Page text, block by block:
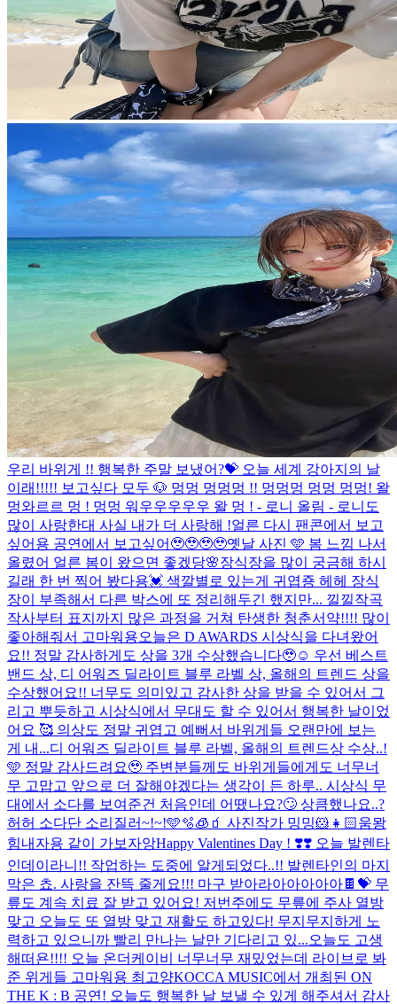
우리 바위게 !! 행복한 주말 보냈어?💝 오늘 세계 강아지의 날
이래!!!!! 보고싶다 모두 🐶 멍멍 멍멍멍 !! 멍멍멍 멍멍 멍멍! 왈
멍와르르 멍 ! 멍멍 워우우우우우 왈 멍 ! - 로니 올림 - 로니도
많이 사랑한대 사실 내가 더 사랑해 !얼른 다시 팬콘에서 보고
싶어용 공연에서 보고싶어🥹🥹🥹🥹옛날 사진 🩵 봄 느낌 나서
올렸어 얼른 봄이 왔으면 좋겠당🌸장식장을 많이 궁금해 하시
길래 한 번 찍어 봤다용💓 색깔별로 있는게 귀엽죵 헤헤 장식
장이 부족해서 다른 박스에 또 정리해두긴 했지만... 낄낄작곡
작사부터 표지까지 많은 과정을 거쳐 탄생한 청춘서약!!!! 많이
좋아해줘서 고마워용오늘은 D AWARDS 시상식을 다녀왔어
요!! 정말 감사하게도 상을 3개 수상했습니다🥹☺️ 우선 베스트
밴드 상, 디 어워즈 딜라이트 블루 라벨 상, 올해의 트렌드 상을
수상했어요!! 너무도 의미있고 감사한 상을 받을 수 있어서 그
리고 뿌듯하고 시상식에서 무대도 할 수 있어서 행복한 날이었
어요 🥰 의상도 정말 귀엽고 예뻐서 바위게들 오랜만에 보는
게 내...디 어워즈 딜라이트 블루 라벨, 올해의 트렌드상 수상..!
🩵 정말 감사드려요🥹 주변분들께도 바위게들에게도 너무너
무 고맙고 앞으로 더 잘해야겠다는 생각이 든 하루.. 시상식 무
대에서 소다를 보여준건 처음인데 어땠나요?🙄 상큼했나요..?
허허 소다단 소리질러~!~!🩵🫧🧊🧃 사진작가 밍밍🐹👧🏻움뫙
힘내자용 같이 가보자앙Happy Valentines Day ! ❣️❣️ 오늘 발렌타
인데이라니!! 작업하는 도중에 알게되었다..!! 발렌타인의 마지
막은 쵸. 사랑을 잔뜩 줄게요!!! 마구 받아라아아아아아🍫💝 무
릎도 계속 치료 잘 받고 있어요! 저번주에도 무릎에 주사 열방
맞고 오늘도 또 열방 맞고 재활도 하고있다! 무지무지하게 노
력하고 있으니까 빨리 만나는 날만 기다리고 있...오늘도 고생
해떠욘!!!! 오늘 온더케이비 너무너무 재밌었는데 라이브로 봐
준 위게들 고마워용 최고양KOCCA MUSIC에서 개최된 ON
THE K : B 공연! 오늘도 행복한 날 보낼 수 있게 해주셔서 감사